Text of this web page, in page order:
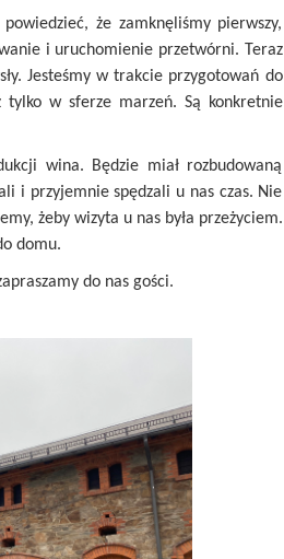
że zamknęliśmy pierwszy,
i uruchomienie przetwórni. Teraz
Jesteśmy w trakcie przygotowań do
w sferze marzeń. Są konkretnie
wina. Będzie miał rozbudowaną
i przyjemnie spędzali u nas czas. Nie
żeby wizyta u nas była przeżyciem.
domu.
do nas gości.